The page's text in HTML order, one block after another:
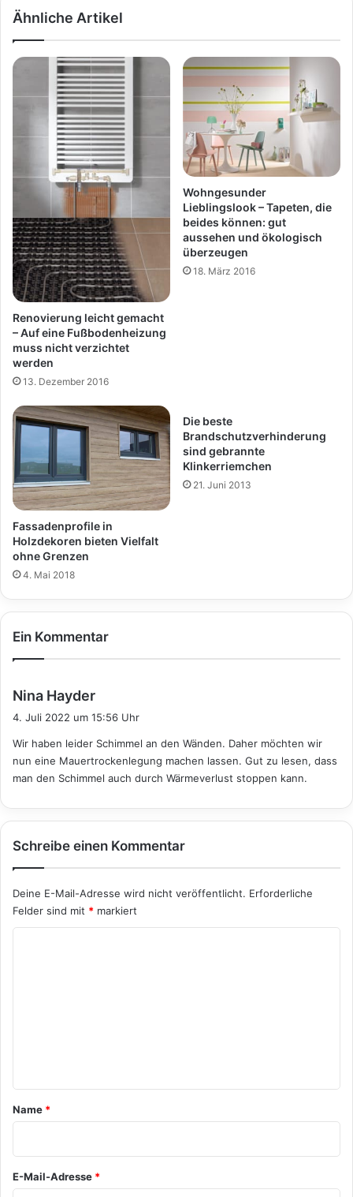
Ähnliche Artikel
Renovierung leicht gemacht
– Auf eine Fußbodenheizung
muss nicht verzichtet
werden
13. Dezember 2016
Wohngesunder
Lieblingslook – Tapeten, die
beides können: gut
aussehen und ökologisch
überzeugen
18. März 2016
Fassadenprofile in
Holzdekoren bieten Vielfalt
ohne Grenzen
4. Mai 2018
Die beste
Brandschutzverhinderung
sind gebrannte
Klinkerriemchen
21. Juni 2013
Ein Kommentar
Nina Hayder
a
t
:
4. Juli 2022 um 15:56 Uhr
Wir haben leider Schimmel an den Wänden. Daher möchten wir
nun eine Mauertrockenlegung machen lassen. Gut zu lesen, dass
man den Schimmel auch durch Wärmeverlust stoppen kann.
Schreibe einen Kommentar
Deine E-Mail-Adresse wird nicht veröffentlicht. Erforderliche
Felder sind mit * markiert
a
*
Name *
E-Mail-Adresse *